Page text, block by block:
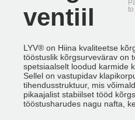
ventiil
LYV® on Hiina kvaliteetse
tööstuslik kõrgsurvevärav on
spetsiaalselt loodud karmide
Sellel on vastupidav
tihendusstruktuur, mis
pikaajalist stabiilset tööd
tööstusharudes nagu nafta,